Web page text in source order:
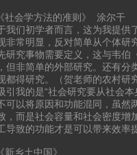
社会学方法的准则》 涂尔干
我们初学者而言，这为我提供
非常明显，反对简单从个体研
研究事物需要定义，这与韦伯
但非简单的外部研究。还有分
都得研究。（贺老师的农村研
引我的是“社会研究要从社会
可以将原因和功能混同，虽然
，而是社会容量和社会密度增
导致的功能才是可以带来效率
新乡土中国》